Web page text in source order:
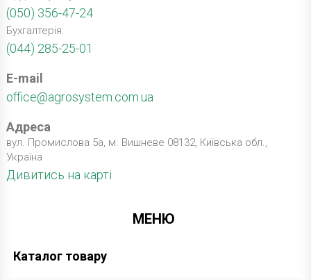
(050) 356-47-24
Бухгалтерія:
(044) 285-25-01
E-mail
office@agrosystem.com.ua
Адреса
вул. Промислова 5а, м. Вишневе 08132, Київська обл.,
Україна
Дивитись на карті
МЕНЮ
Каталог товару